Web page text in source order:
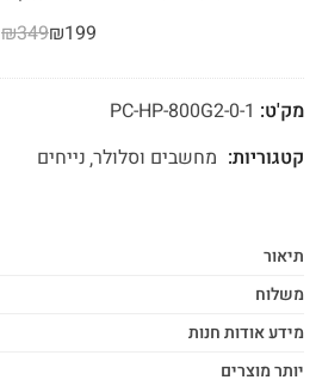
office
student₪199
₪349
מק'ט: PC-HP-800G2-0-1
קטגוריות: מחשבים וסלולר נייחים
תיאור
משלוח
מידע אודות חנות
יותר מוצרים